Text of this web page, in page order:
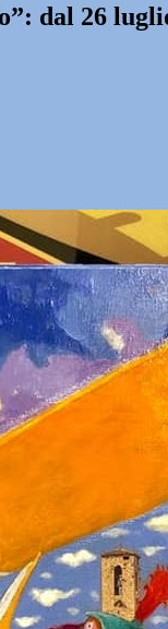
dal 26